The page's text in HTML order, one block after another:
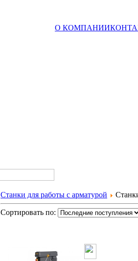
О КОМПАНИИ
Станки для работы с арматурой
Сортировать по: